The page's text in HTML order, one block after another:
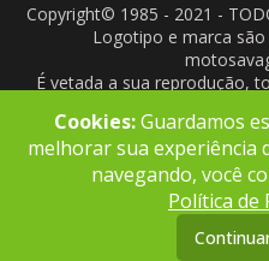
Copyright© 1985 - 2021 -
Logotipo e marca
É vetada a sua reprodução,
- CNPJ:
Cookies:Guardamos
melhorar sua experiência
navegando, você
Política de